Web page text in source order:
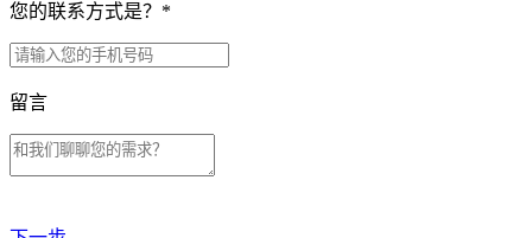
您的联系方式是？ *
留言